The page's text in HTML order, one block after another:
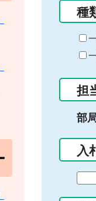
種
担
部
入